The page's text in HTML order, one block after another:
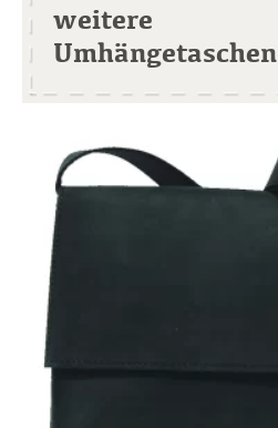
weitere
Umhängetaschen